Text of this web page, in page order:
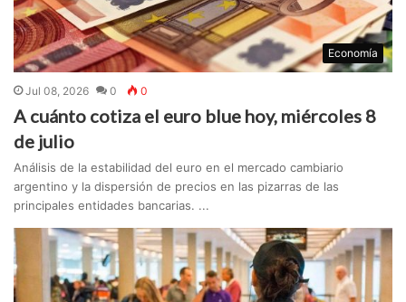
Economía
Jul 08, 2026 0 0
A cuánto cotiza el euro blue hoy, miércoles 8
de julio
Análisis de la estabilidad del euro en el mercado cambiario
argentino y la dispersión de precios en las pizarras de las
principales entidades bancarias. ...